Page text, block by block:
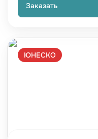
Заказать
ЮНЕСКО